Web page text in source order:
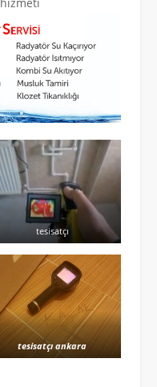
hizmeti
tesisatçı
tesisatçı ankara